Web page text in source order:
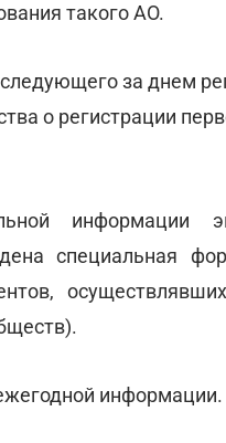
такого АО.
за днем
о регистрации
информации
специальная
информации.